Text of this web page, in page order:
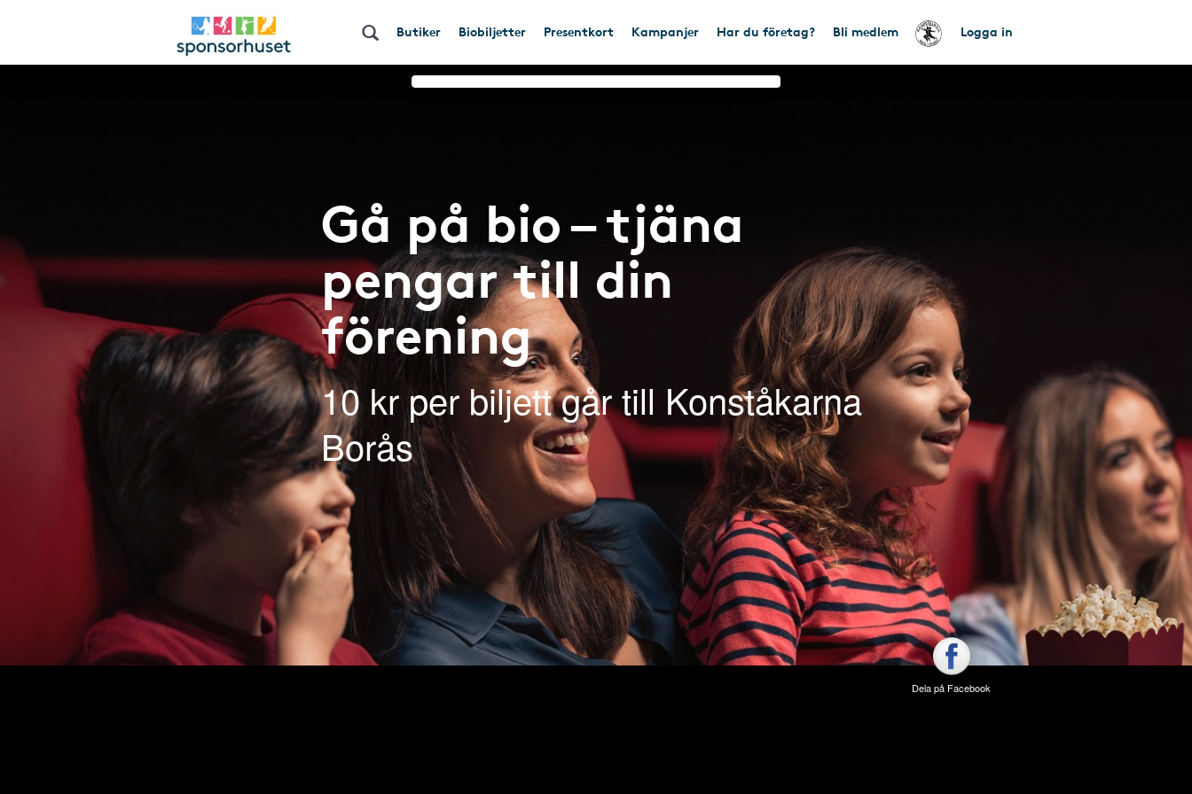
Butiker Biobiljetter Presentkort Kampanjer Har du företag? Bli medlem Logga in
Gå på bio – tjäna
pengar till din
förening
10 kr per biljett går till Konståkarna
Borås
Dela på Facebook